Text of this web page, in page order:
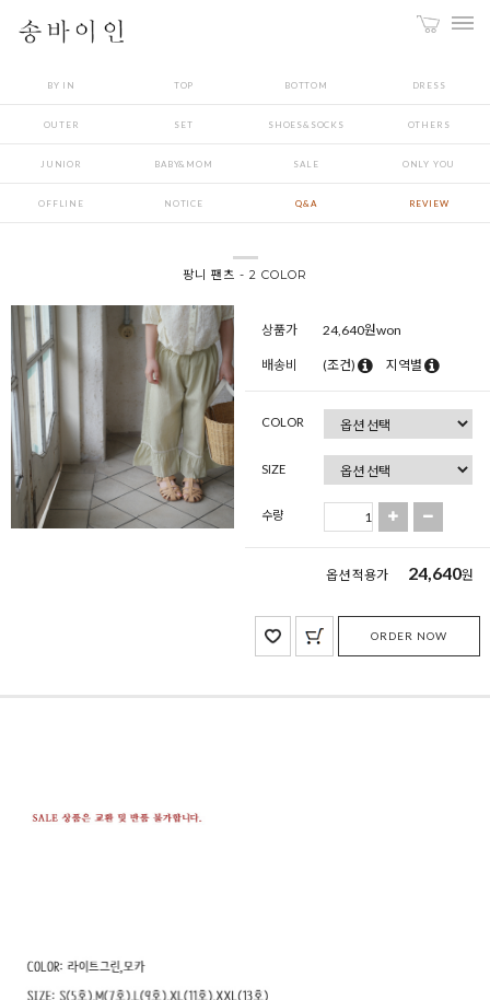
BY IN TOP BOTTOM DRESS
OUTER SET SHOES&SOCKS OTHERS
JUNIOR BABY&MOM SALE ONLY YOU
OFFLINE NOTICE Q&A REVIEW
팡니 팬츠 - 2 COLOR
상품가 24,640원won
배송비 (조건) 지역별
COLOR
SIZE
수량
옵션 적용가 24,640원
ORDER NOW